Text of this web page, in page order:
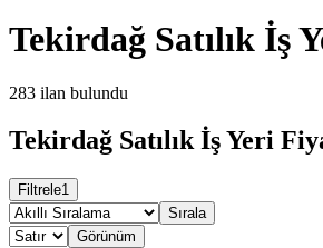
Tekirdağ Satılık İş
283 ilan bulundu
Tekirdağ Satılık İş Yeri
Filtrele1
Sırala
Görünüm